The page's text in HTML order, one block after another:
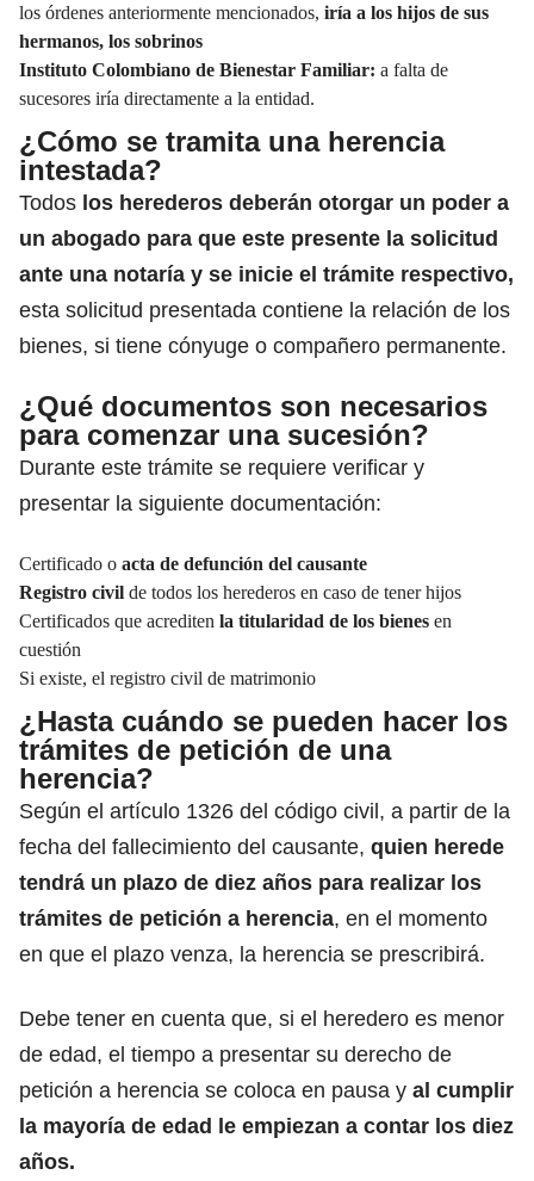
los órdenes anteriormente mencionados, iría a los hijos de sus
hermanos, los sobrinos
Instituto Colombiano de Bienestar Familiar: a falta de
sucesores iría directamente a la entidad.
¿Cómo se tramita una herencia
intestada?
Todos los herederos deberán otorgar un poder a
un abogado para que este presente la solicitud
ante una notaría y se inicie el trámite respectivo,
esta solicitud presentada contiene la relación de los
bienes, si tiene cónyuge o compañero permanente.
¿Qué documentos son necesarios
para comenzar una sucesión?
Durante este trámite se requiere verificar y
presentar la siguiente documentación:
Certificado o acta de defunción del causante
Registro civil de todos los herederos en caso de tener hijos
Certificados que acrediten la titularidad de los bienes en
cuestión
Si existe, el registro civil de matrimonio
¿Hasta cuándo se pueden hacer los
trámites de petición de una
herencia?
Según el artículo 1326 del código civil, a partir de la
fecha del fallecimiento del causante, quien herede
tendrá un plazo de diez años para realizar los
trámites de petición a herencia, en el momento
en que el plazo venza, la herencia se prescribirá.
Debe tener en cuenta que, si el heredero es menor
de edad, el tiempo a presentar su derecho de
petición a herencia se coloca en pausa y al cumplir
la mayoría de edad le empiezan a contar los diez
años.